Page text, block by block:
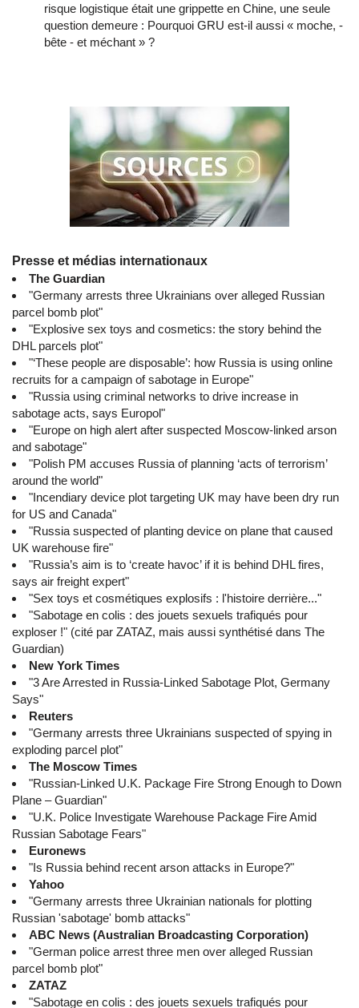
risque logistique était une grippette en Chine, une seule
question demeure : Pourquoi GRU est-il aussi « moche, -
bête - et méchant » ?
Presse et médias internationaux
The Guardian
"Germany arrests three Ukrainians over alleged Russian
parcel bomb plot"
"Explosive sex toys and cosmetics: the story behind the
DHL parcels plot"
"‘These people are disposable’: how Russia is using online
recruits for a campaign of sabotage in Europe"
"Russia using criminal networks to drive increase in
sabotage acts, says Europol"
"Europe on high alert after suspected Moscow-linked arson
and sabotage"
"Polish PM accuses Russia of planning ‘acts of terrorism’
around the world"
"Incendiary device plot targeting UK may have been dry run
for US and Canada"
"Russia suspected of planting device on plane that caused
UK warehouse fire"
"Russia’s aim is to ‘create havoc’ if it is behind DHL fires,
says air freight expert"
"Sex toys et cosmétiques explosifs : l'histoire derrière..."
"Sabotage en colis : des jouets sexuels trafiqués pour
exploser !" (cité par ZATAZ, mais aussi synthétisé dans The
Guardian)
New York Times
"3 Are Arrested in Russia-Linked Sabotage Plot, Germany
Says"
Reuters
"Germany arrests three Ukrainians suspected of spying in
exploding parcel plot"
The Moscow Times
"Russian-Linked U.K. Package Fire Strong Enough to Down
Plane – Guardian"
"U.K. Police Investigate Warehouse Package Fire Amid
Russian Sabotage Fears"
Euronews
"Is Russia behind recent arson attacks in Europe?"
Yahoo
"Germany arrests three Ukrainian nationals for plotting
Russian 'sabotage' bomb attacks"
ABC News (Australian Broadcasting Corporation)
"German police arrest three men over alleged Russian
parcel bomb plot"
ZATAZ
"Sabotage en colis : des jouets sexuels trafiqués pour